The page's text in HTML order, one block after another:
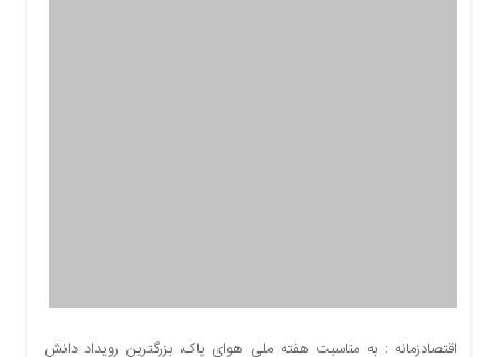
معدن
نفت
اقتصادزمانه : به مناسبت هفته ملی هوای پاک، بزرگترین رویداد دانش